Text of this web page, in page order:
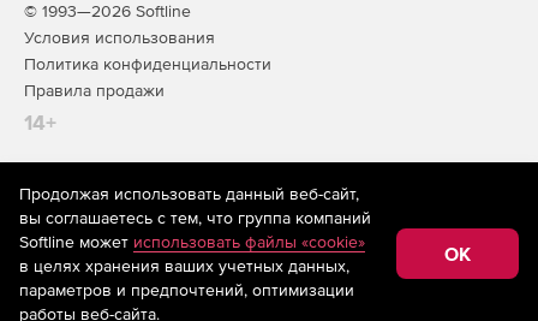
© 1993—2026 Softline
Условия использования
Политика конфиденциальности
Правила продажи
14+
На информационном ресурсе store.softline.ru применяются
рекомендательные технологии(информационные технологии
предоставления информации на основе сбора,
систематизации и анализа сведений, относящихся к
предпочтениям пользователей сети «Интернет»,
находящихся на территории Российской Федерации)
Продолжая использовать данный веб-сайт,
вы соглашаетесь с тем, что группа компаний
Softline может использовать файлы «cookie»
в целях хранения ваших учетных данных,
параметров и предпочтений, оптимизации
работы веб-сайта.
OK